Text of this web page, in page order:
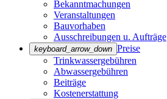
Bekanntmachungen
Veranstaltungen
Bauvorhaben
Ausschreibungen u. Aufträge
keyboard_arrow_down Preise
Trinkwassergebühren
Abwassergebühren
Beiträge
Kostenerstattung